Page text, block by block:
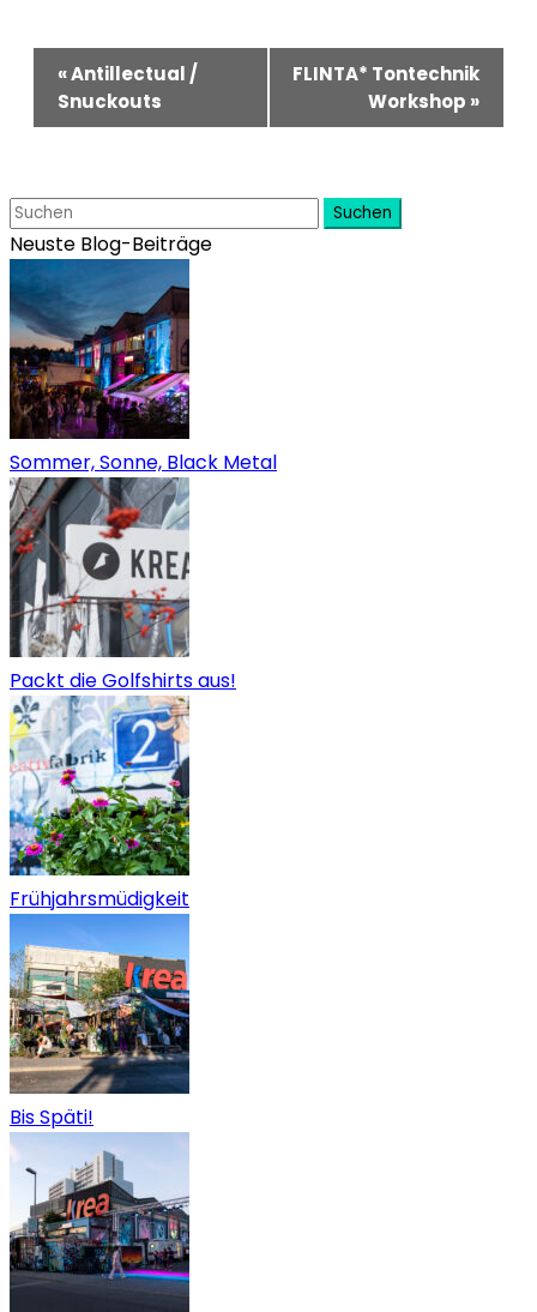
Veranstaltung-
Navigation
«Antillectual /
Snuckouts
FLINTA* Tontechnik
Workshop »
Suchen
Neuste Blog-Beiträge
Sommer, Sonne, Black Metal
Packt die Golfshirts aus!
Frühjahrsmüdigkeit
Bis Späti!